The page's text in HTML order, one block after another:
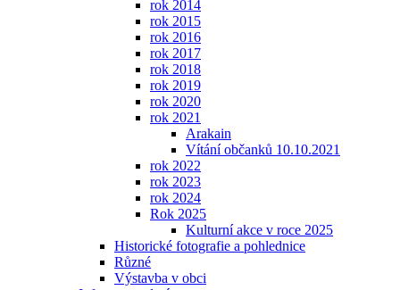
rok 2014
rok 2015
rok 2016
rok 2017
rok 2018
rok 2019
rok 2020
rok 2021
Arakain
Vítání občanků 10.10.2021
rok 2022
rok 2023
rok 2024
Rok 2025
Kulturní akce v roce 2025
Historické fotografie a pohlednice
Různé
Výstavba v obci